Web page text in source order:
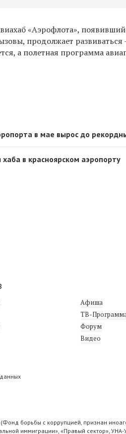
«Аэрофлота»,
продолжает
а полетная программа
в мае вырос до
в красноярском аэропорту
Афиша
ТВ-
Форум
Видео
борьбы с коррупцией, признан
иммиграции», «Правый сектор»,